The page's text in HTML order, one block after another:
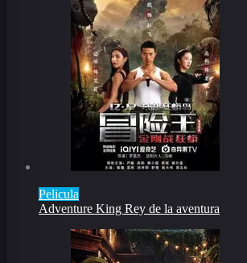
Pelicula
Adventure King Rey de la aventura